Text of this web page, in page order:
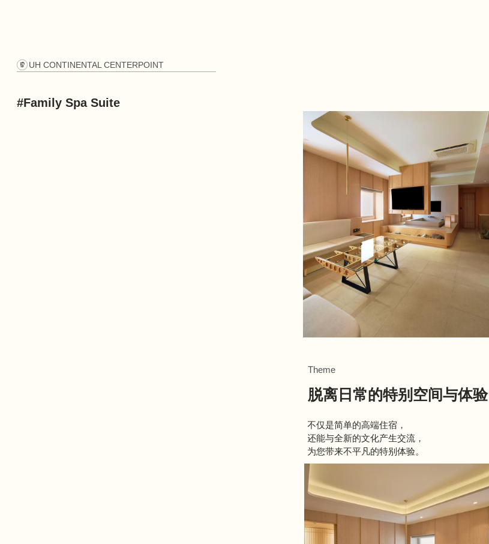
Theme
不仅是简单的高端住宿，
还能与全新的文化产生交流，
为您带来不平凡的特别体验。
脱离日常的特别空间与体验
#Family Spa Suite
UH CONTINENTAL CENTERPOINT